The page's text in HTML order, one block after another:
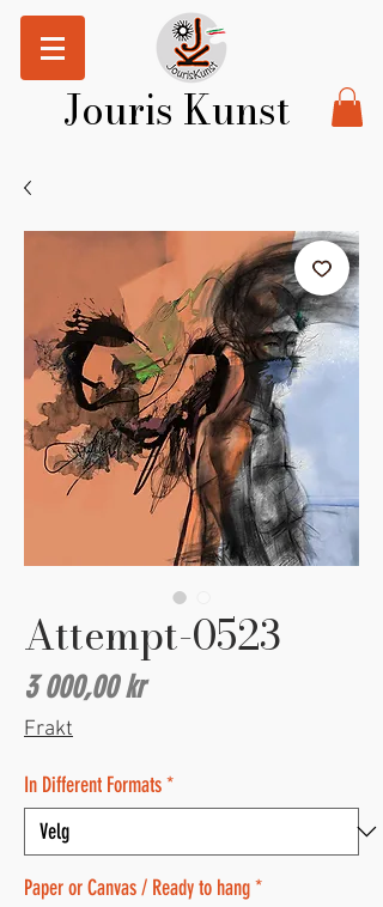
Jouris Kunst
Attempt-0523
3 000,00 krPris
Frakt
In Different Formats*
Paper or Canvas / Ready to hang*